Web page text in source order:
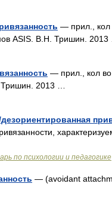
— прил., кол
ASIS. В.Н. Тришин. 2013
— прил., кол
2013 …
по психологии и педагогике
— (avoidant